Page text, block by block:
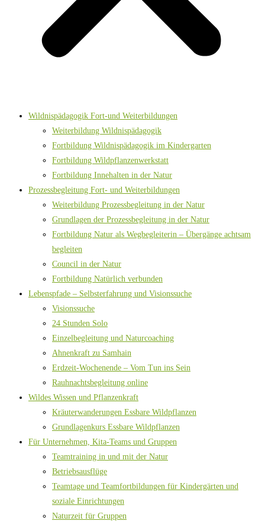
Wildnispädagogik Fort-und Weiterbildungen
Weiterbildung Wildnispädagogik
Fortbildung Wildnispädagogik im Kindergarten
Fortbildung Wildpflanzenwerkstatt
Fortbildung Innehalten in der Natur
Prozessbegleitung Fort- und Weiterbildungen
Weiterbildung Prozessbegleitung in der Natur
Grundlagen der Prozessbegleitung in der Natur
Fortbildung Natur als Wegbegleiterin – Übergänge achtsam
begleiten
Council in der Natur
Fortbildung Natürlich verbunden
Lebenspfade – Selbsterfahrung und Visionssuche
Visionssuche
24 Stunden Solo
Einzelbegleitung und Naturcoaching
Ahnenkraft zu Samhain
Erdzeit-Wochenende – Vom Tun ins Sein
Rauhnachtsbegleitung online
Wildes Wissen und Pflanzenkraft
Kräuterwanderungen Essbare Wildpflanzen
Grundlagenkurs Essbare Wildpflanzen
Für Unternehmen, Kita-Teams und Gruppen
Teamtraining in und mit der Natur
Betriebsausflüge
Teamtage und Teamfortbildungen für Kindergärten und
soziale Einrichtungen
Naturzeit für Gruppen